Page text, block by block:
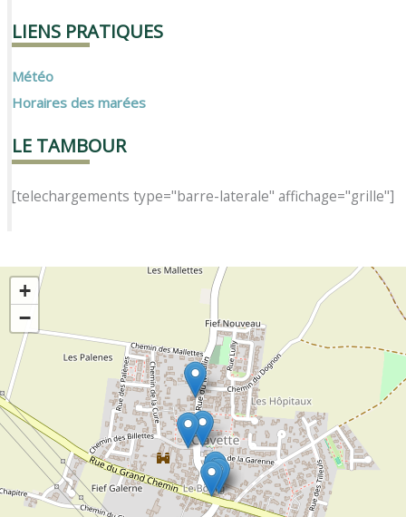
LIENS PRATIQUES
Météo
Horaires des marées
LE TAMBOUR
[telechargements type="barre-laterale" affichage="grille"]
+
−